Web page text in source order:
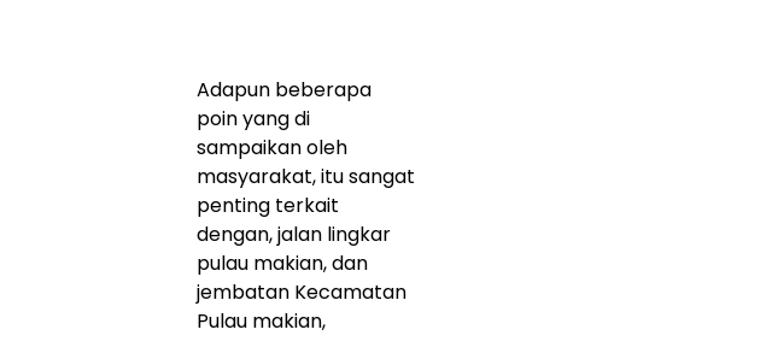
Adapun beberapa
poin yang di
sampaikan oleh
masyarakat, itu sangat
penting terkait
dengan, jalan lingkar
pulau makian, dan
jembatan Kecamatan
Pulau makian,